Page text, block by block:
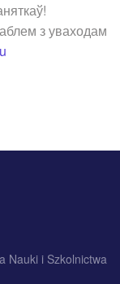
з уваходам
Nauki i Szkolnictwa